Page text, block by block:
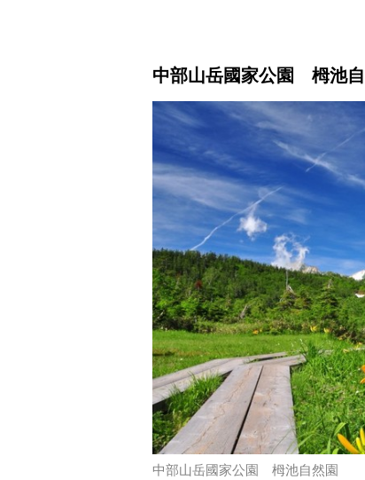
中部山岳國家公園 栂池自
中部山岳國家公園 栂池自然園